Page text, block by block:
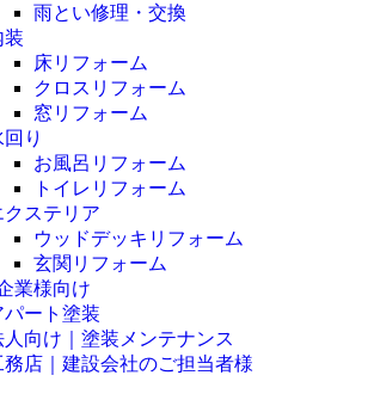
雨とい修理・交換
装
床リフォーム
クロスリフォーム
窓リフォーム
回り
お風呂リフォーム
トイレリフォーム
クステリア
ウッドデッキリフォーム
玄関リフォーム
業様向け
パート塗装
人向け｜塗装メンテナンス
務店｜建設会社のご担当者様